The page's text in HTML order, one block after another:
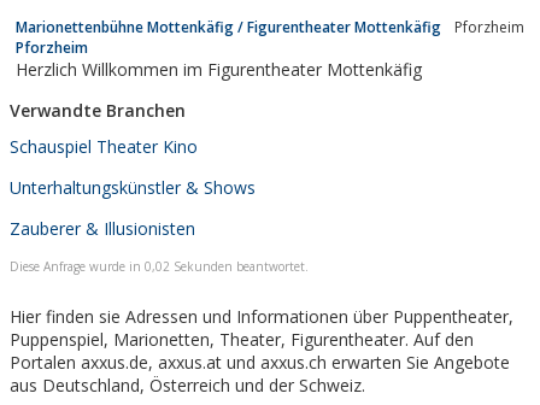
Marionettenbühne Mottenkäfig / Figurentheater Mottenkäfig
Pforzheim
Pforzheim
Herzlich Willkommen im Figurentheater Mottenkäfig
Verwandte Branchen
Schauspiel Theater Kino
Unterhaltungskünstler & Shows
Zauberer & Illusionisten
Diese Anfrage wurde in 0,02 Sekunden beantwortet.
Hier finden sie Adressen und Informationen über Puppentheater,
Puppenspiel, Marionetten, Theater, Figurentheater. Auf den
Portalen axxus.de, axxus.at und axxus.ch erwarten Sie Angebote
aus Deutschland, Österreich und der Schweiz.